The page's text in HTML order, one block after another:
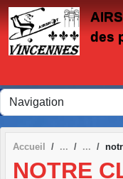
des
Accueil
NOTRE
Panneau de gestion des